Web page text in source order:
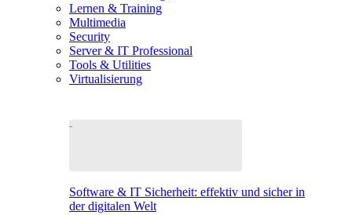
Lernen & Training
Multimedia
Security
Server & IT Professional
Tools & Utilities
Virtualisierung
Software & IT Sicherheit: effektiv und sicher in
der digitalen Welt